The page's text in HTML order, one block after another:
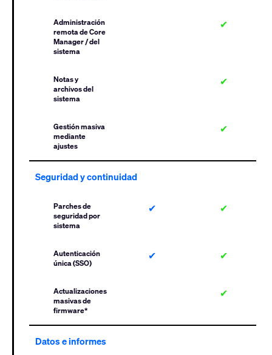
Administración
remota de Core
Manager / del
sistema
✔
Notas y
archivos del
sistema
✔
Gestión masiva
mediante
ajustes
✔
Seguridad y continuidad
Parches de
seguridad por
sistema
✔ ✔
Autenticación
única (SSO)
✔ ✔
Actualizaciones
masivas de
firmware*
✔
Datos e informes